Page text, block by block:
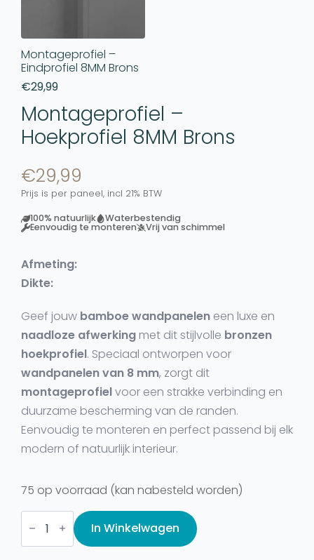
Montageprofiel –
Eindprofiel 8MM Brons
€29,99
Montageprofiel –
Hoekprofiel 8MM Brons
€29,99
Prijs is per paneel, incl 21% BTW
100% natuurlijk Waterbestendig
Eenvoudig te monteren Vrij van schimmel
Afmeting:
Dikte:
Geef jouw bamboe wandpanelen een luxe en
naadloze afwerking met dit stijlvolle bronzen
hoekprofiel. Speciaal ontworpen voor
wandpanelen van 8 mm, zorgt dit
montageprofielvoor een strakke verbinding en
duurzame bescherming van de randen.
Eenvoudig te monteren en perfect passend bij elk
modern of natuurlijk interieur.
75 op voorraad (kan nabesteld worden)
Montageprofiel
Hoekprofiel
8MM
In Winkelwagen